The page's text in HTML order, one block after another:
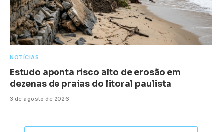
NOTÍCIAS
Estudo aponta risco alto de erosão em
dezenas de praias do litoral paulista
3 de agosto de 2026